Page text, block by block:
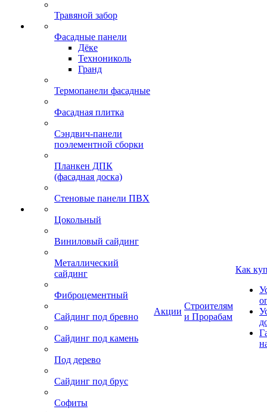
Травяной забор
Фасадные панели
Дёке
Технониколь
Гранд
Термопанели фасадные
Фасадная плитка
Сэндвич-панели
поэлементной сборки
Планкен ДПК
(фасадная доска)
Стеновые панели ПВХ
Цокольный
Виниловый сайдинг
Металлический
сайдинг
Фиброцементный
Сайдинг под бревно
Сайдинг под камень
Под дерево
Сайдинг под брус
Софиты
Акции
Строителям
и Прорабам
Как